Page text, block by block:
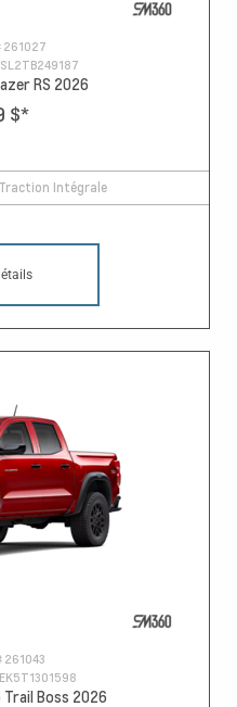
261027
RS 2026
$*
Traction Intégrale
261043
Boss 2026